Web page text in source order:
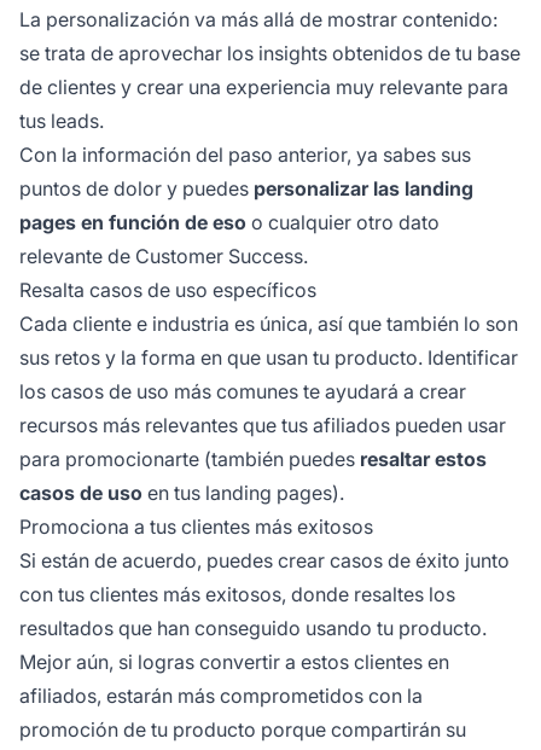
La personalización va más allá de mostrar contenido:
se trata de aprovechar los insights obtenidos de tu base
de clientes y crear una experiencia muy relevante para
tus leads.
Con la información del paso anterior, ya sabes sus
puntos de dolor y puedes personalizar las landing
pages en función de eso o cualquier otro dato
relevante de Customer Success.
Resalta casos de uso específicos
Cada cliente e industria es única, así que también lo son
sus retos y la forma en que usan tu producto. Identificar
los casos de uso más comunes te ayudará a crear
recursos más relevantes que tus afiliados pueden usar
para promocionarte (también puedes resaltar estos
casos de uso en tus landing pages).
Promociona a tus clientes más exitosos
Si están de acuerdo, puedes crear casos de éxito junto
con tus clientes más exitosos, donde resaltes los
resultados que han conseguido usando tu producto.
Mejor aún, si logras convertir a estos clientes en
afiliados, estarán más comprometidos con la
promoción de tu producto porque compartirán su